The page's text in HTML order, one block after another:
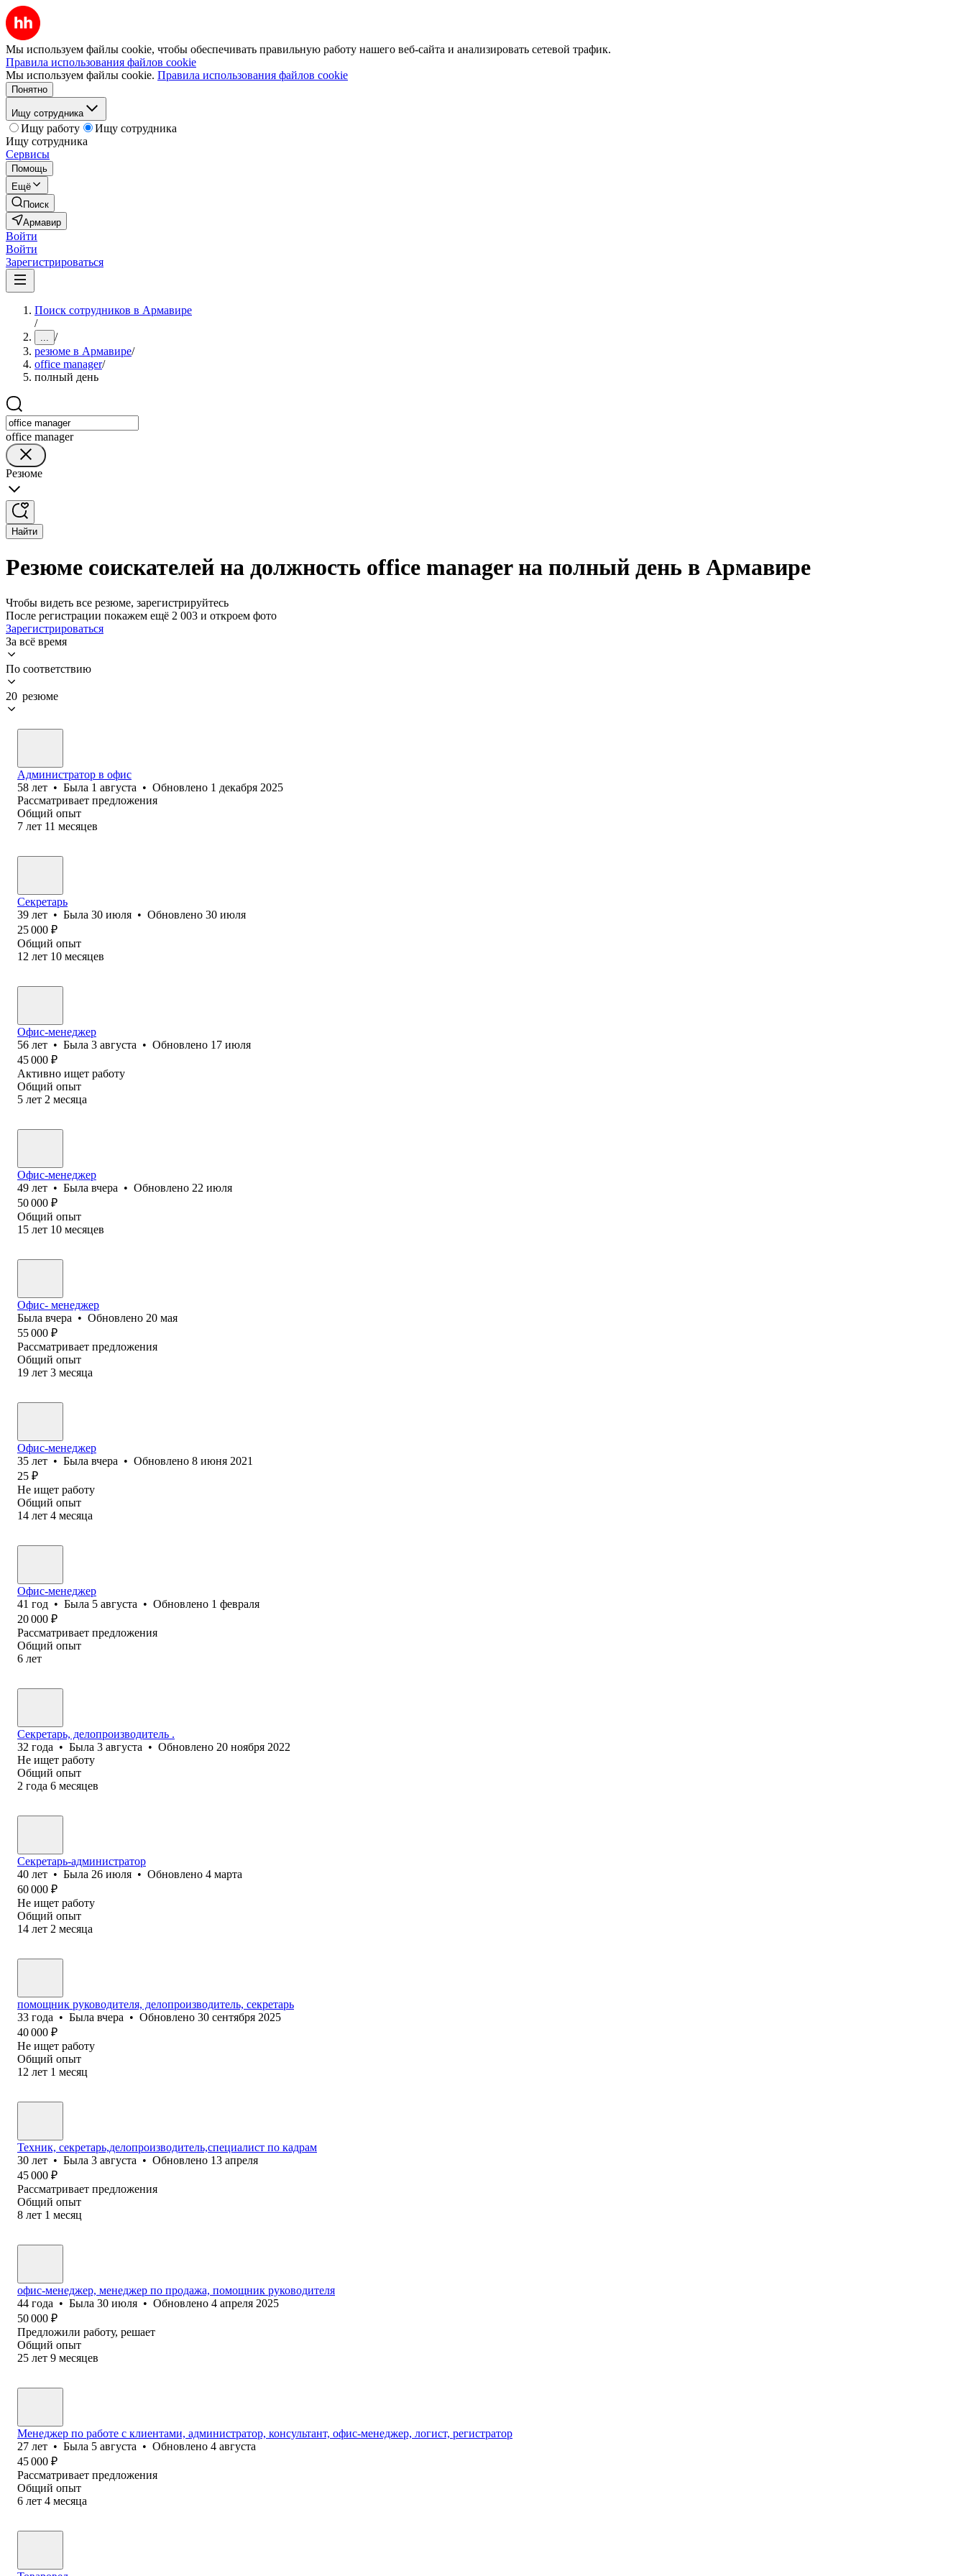
Мы используем файлы cookie, чтобы обеспечивать правильную работу нашего веб-сайта и анализировать сетевой трафик.
Правила использования файлов cookie
Мы используем файлы cookie. Правила использования файлов cookie
Понятно
Ищу сотрудника
Ищу работу
Ищу сотрудника
Ищу сотрудника
Сервисы
Помощь
Ещё
Поиск
Армавир
Войти
Войти
Зарегистрироваться
Поиск сотрудников в Армавире
/
... /
резюме в Армавире/
office manager/
полный день
office manager
Резюме
Найти
Резюме соискателей на должность office manager на полный день в Армавире
Чтобы видеть все резюме, зарегистрируйтесь
После регистрации покажем ещё 2 003 и откроем фото
Зарегистрироваться
За всё время
По соответствию
20 резюме
Администратор в офис
58 лет • Была 1 августа • Обновлено 1 декабря 2025
Рассматривает предложения
Общий опыт
7 лет 11 месяцев
Секретарь
39 лет • Была 30 июля • Обновлено 30 июля
25 000 ₽
Общий опыт
12 лет 10 месяцев
Офис-менеджер
56 лет • Была 3 августа • Обновлено 17 июля
45 000 ₽
Активно ищет работу
Общий опыт
5 лет 2 месяца
Офис-менеджер
49 лет • Была вчера • Обновлено 22 июля
50 000 ₽
Общий опыт
15 лет 10 месяцев
Офис- менеджер
Была вчера • Обновлено 20 мая
55 000 ₽
Рассматривает предложения
Общий опыт
19 лет 3 месяца
Офис-менеджер
35 лет • Была вчера • Обновлено 8 июня 2021
25 ₽
Не ищет работу
Общий опыт
14 лет 4 месяца
Офис-менеджер
41 год • Была 5 августа • Обновлено 1 февраля
20 000 ₽
Рассматривает предложения
Общий опыт
6 лет
Секретарь, делопроизводитель .
32 года • Была 3 августа • Обновлено 20 ноября 2022
Не ищет работу
Общий опыт
2 года 6 месяцев
Секретарь-администратор
40 лет • Была 26 июля • Обновлено 4 марта
60 000 ₽
Не ищет работу
Общий опыт
14 лет 2 месяца
помощник руководителя, делопроизводитель, секретарь
33 года • Была вчера • Обновлено 30 сентября 2025
40 000 ₽
Не ищет работу
Общий опыт
12 лет 1 месяц
Техник, секретарь,делопроизводитель,специалист по кадрам
30 лет • Была 3 августа • Обновлено 13 апреля
45 000 ₽
Рассматривает предложения
Общий опыт
8 лет 1 месяц
офис-менеджер, менеджер по продажа, помощник руководителя
44 года • Была 30 июля • Обновлено 4 апреля 2025
50 000 ₽
Предложили работу, решает
Общий опыт
25 лет 9 месяцев
Менеджер по работе с клиентами, администратор, консультант, офис-менеджер, логист, регистратор
27 лет • Была 5 августа • Обновлено 4 августа
45 000 ₽
Рассматривает предложения
Общий опыт
6 лет 4 месяца